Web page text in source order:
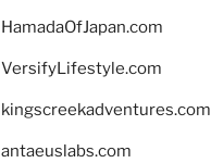
HamadaOfJapan.com
VersifyLifestyle.com
kingscreekadventures.com
antaeuslabs.com